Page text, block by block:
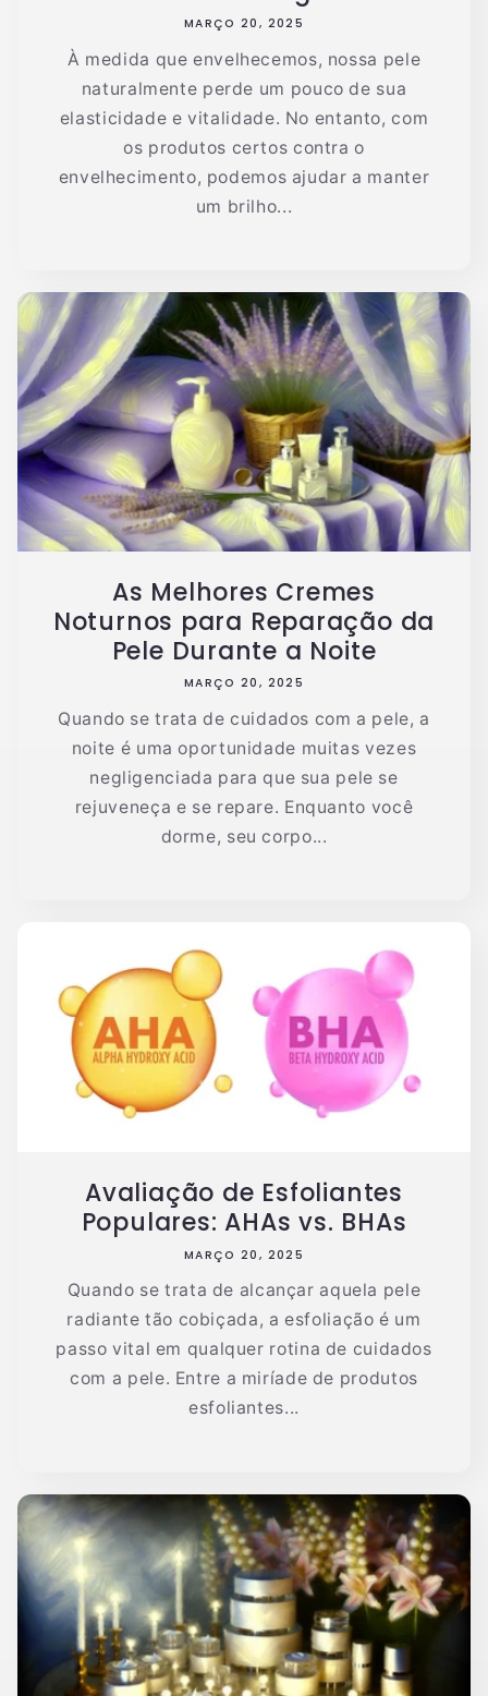
MARÇO 20, 2025
À medida que envelhecemos, nossa pele
naturalmente perde um pouco de sua
elasticidade e vitalidade. No entanto, com
os produtos certos contra o
envelhecimento, podemos ajudar a manter
um brilho...
As Melhores Cremes
Noturnos para Reparação da
Pele Durante a Noite
MARÇO 20, 2025
Quando se trata de cuidados com a pele, a
noite é uma oportunidade muitas vezes
negligenciada para que sua pele se
rejuveneça e se repare. Enquanto você
dorme, seu corpo...
Avaliação de Esfoliantes
Populares: AHAs vs. BHAs
MARÇO 20, 2025
Quando se trata de alcançar aquela pele
radiante tão cobiçada, a esfoliação é um
passo vital em qualquer rotina de cuidados
com a pele. Entre a miríade de produtos
esfoliantes...